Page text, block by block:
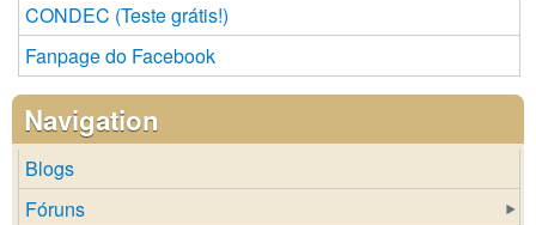
CONDEC (Teste grátis!)
Fanpage do Facebook
Navigation
Blogs
Fóruns